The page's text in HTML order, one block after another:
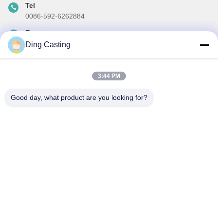
Tel
0086-592-6262884
E-posta
dzivy@idzxm.cn
İndirimler ve daha fazlası için bültenimize abone olun.
Ding Casting
3:44 PM
Good day, what product are you looking for?